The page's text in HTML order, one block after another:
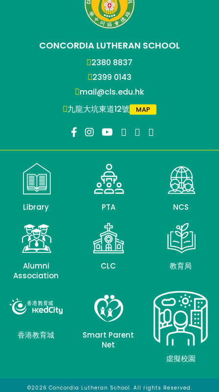
CONCORDIA LUTHERAN SCHOOL
2380 8837
2399 0143
mail@cls.edu.hk
九龍大坑東道12號
MAP
Library PTA NCS
Alumni
Association
CLC 教育局
香港教育城
Smart Parent
Net
虛擬校園
©2026 Concordia Lutheran School. All rights Reserved.